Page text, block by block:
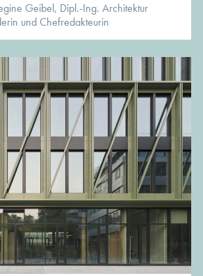
Geibel, Dipl.-Ing. Architektur
und Chefredakteurin